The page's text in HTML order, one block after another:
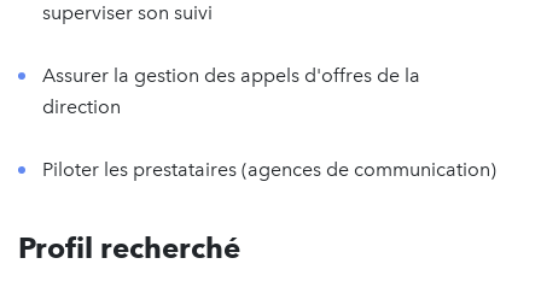
superviser son suivi
Assurer la gestion des appels d'offres de la
direction
Piloter les prestataires (agences de communication)
Profil recherché